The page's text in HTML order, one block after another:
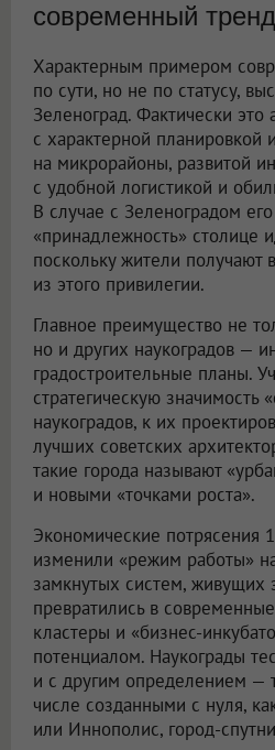
современный тренд
Характерным примером
по сути, но не по статусу,
Зеленоград. Фактически
с характерной планировкой
на микрорайоны, развитой
с удобной логистикой и
В случае с Зеленоградом
«принадлежность» столице
поскольку жители получают
из этого привилегии.
Главное преимущество не
но и других наукоградов —
градостроительные планы.
стратегическую значимость
наукоградов, к их
лучших советских
такие города называют
и новыми «точками роста».
Экономические потрясения
изменили «режим работы»
замкнутых систем, живущих
превратились в
кластеры и «бизнес-
потенциалом. Наукограды
и с другим определением —
числе созданными с нуля,
или Иннополис, город-